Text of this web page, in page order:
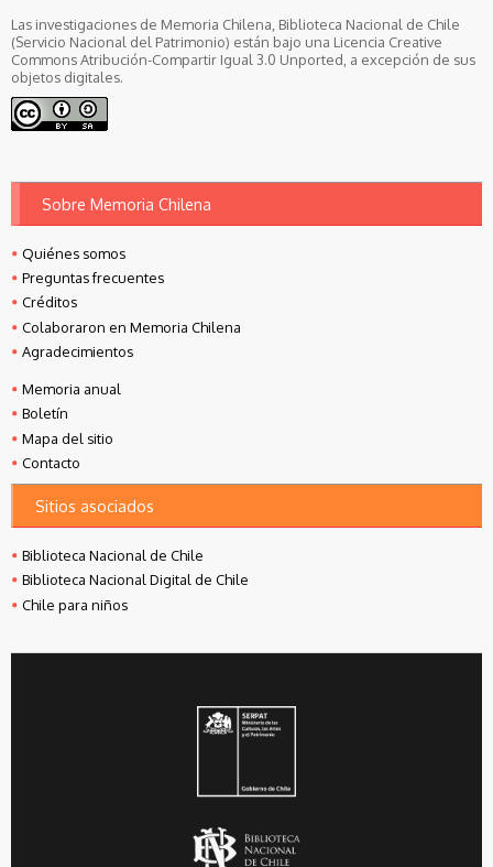
Las investigaciones de Memoria Chilena, Biblioteca Nacional de Chile
(Servicio Nacional del Patrimonio) están bajo una Licencia Creative
Commons Atribución-Compartir Igual 3.0 Unported, a excepción de sus
objetos digitales.
Sobre Memoria Chilena
Quiénes somos
Preguntas frecuentes
Créditos
Colaboraron en Memoria Chilena
Agradecimientos
Memoria anual
Boletín
Mapa del sitio
Contacto
Sitios asociados
Biblioteca Nacional de Chile
Biblioteca Nacional Digital de Chile
Chile para niños